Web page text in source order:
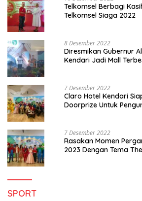
Telkomsel Berbagi
Telkomsel Siaga 2022
8 Desember 2022
Diresmikan Gubernur
Kendari Jadi Mall
7 Desember 2022
Claro Hotel Kendari
Doorprize Untuk
7 Desember 2022
Rasakan Momen
2023 Dengan Tema
SPORT